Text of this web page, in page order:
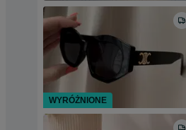
WYRÓŻNIONE